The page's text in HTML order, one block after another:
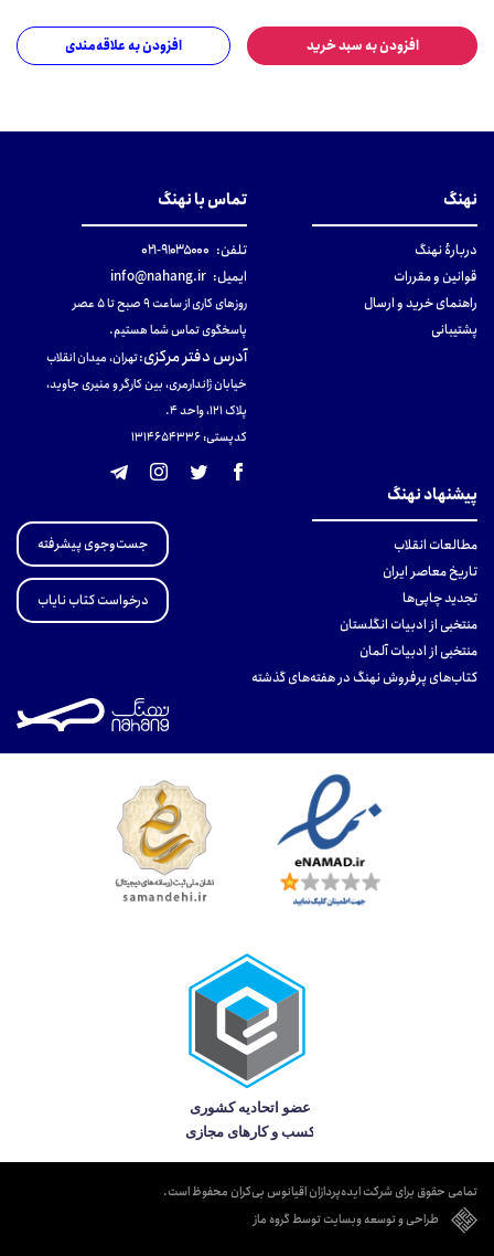
افزودن به سبد خرید افزودن به علاقه‌مندی
نهنگ
دربارهٔ نهنگ
قوانین و مقررات
راهنمای خرید و ارسال
پشتیبانی
تماس با نهنگ
تلفن: ۹۱۰۳۵۰۰۰-۰۲۱
ایمیل: info@nahang.ir
روزهای کاری از ساعت ۹ صبح تا ۵ عصر
پاسخگوی تماس شما هستیم.
آدرس دفتر مرکزی:تهران، میدان انقلاب
خیابان ژاندارمری، بین کارگر و منیری جاوید،
پلاک 121، واحد ۴.
کدپستی: 131465433۶
پیشنهاد نهنگ
مطالعات انقلاب
تاریخ معاصر ایران
تجدید چاپی‌ها
منتخبی از ادبیات انگلستان
منتخبی از ادبیات آلمان
کتاب‌های پرفروش نهنگ در هفته‌های گذشته
جست‌وجوی پیشرفته
درخواست کتاب نایاب
تمامی حقوق برای شرکت ایده‌پردازان اقیانوس بی‌کران محفوظ است.
طراحی و توسعه وبسایت توسط گروه ماز